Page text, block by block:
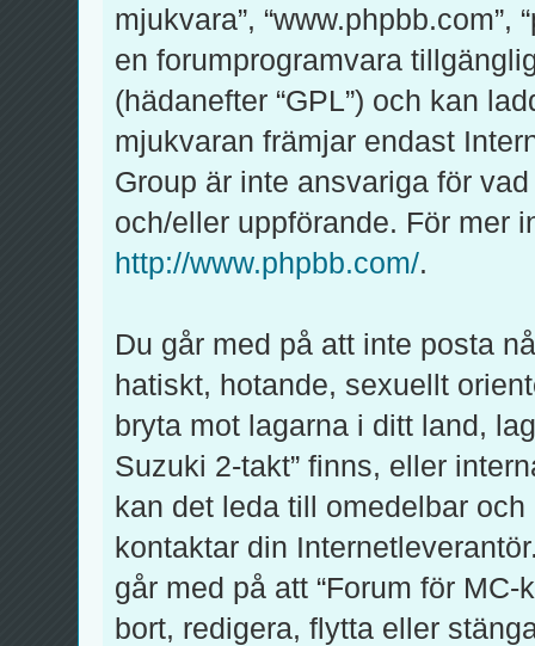
mjukvara”, “www.phpbb.com”,
en forumprogramvara
(hädanefter “GPL”) och kan
mjukvaran främjar endast
Group är inte ansvariga för
och/eller uppförande. För mer
http://www.phpbb.com/.
Du går med på att inte posta
hatiskt, hotande, sexuellt
bryta mot lagarna i ditt land,
Suzuki 2-takt” finns, eller
kan det leda till omedelbar
kontaktar din
går med på att “Forum för
bort, redigera, flytta eller